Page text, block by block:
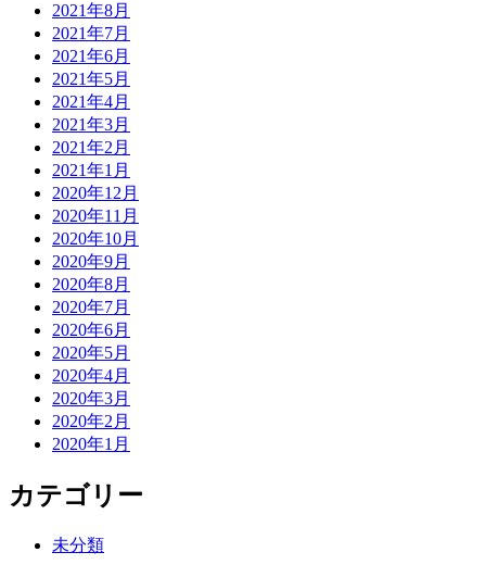
2021年8月
2021年7月
2021年6月
2021年5月
2021年4月
2021年3月
2021年2月
2021年1月
2020年12月
2020年11月
2020年10月
2020年9月
2020年8月
2020年7月
2020年6月
2020年5月
2020年4月
2020年3月
2020年2月
2020年1月
カテゴリー
未分類